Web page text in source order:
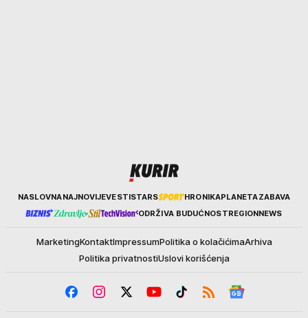
KurirNASLOVNANAJNOVIJEVESTISTARS HRONIKAPLANETAZABAVA
ODRŽIVA BUDUĆNOSTREGIONNEWS
MarketingKontaktImpressumPolitika o kolačićimaArhiva
Politika privatnostiUslovi korišćenja